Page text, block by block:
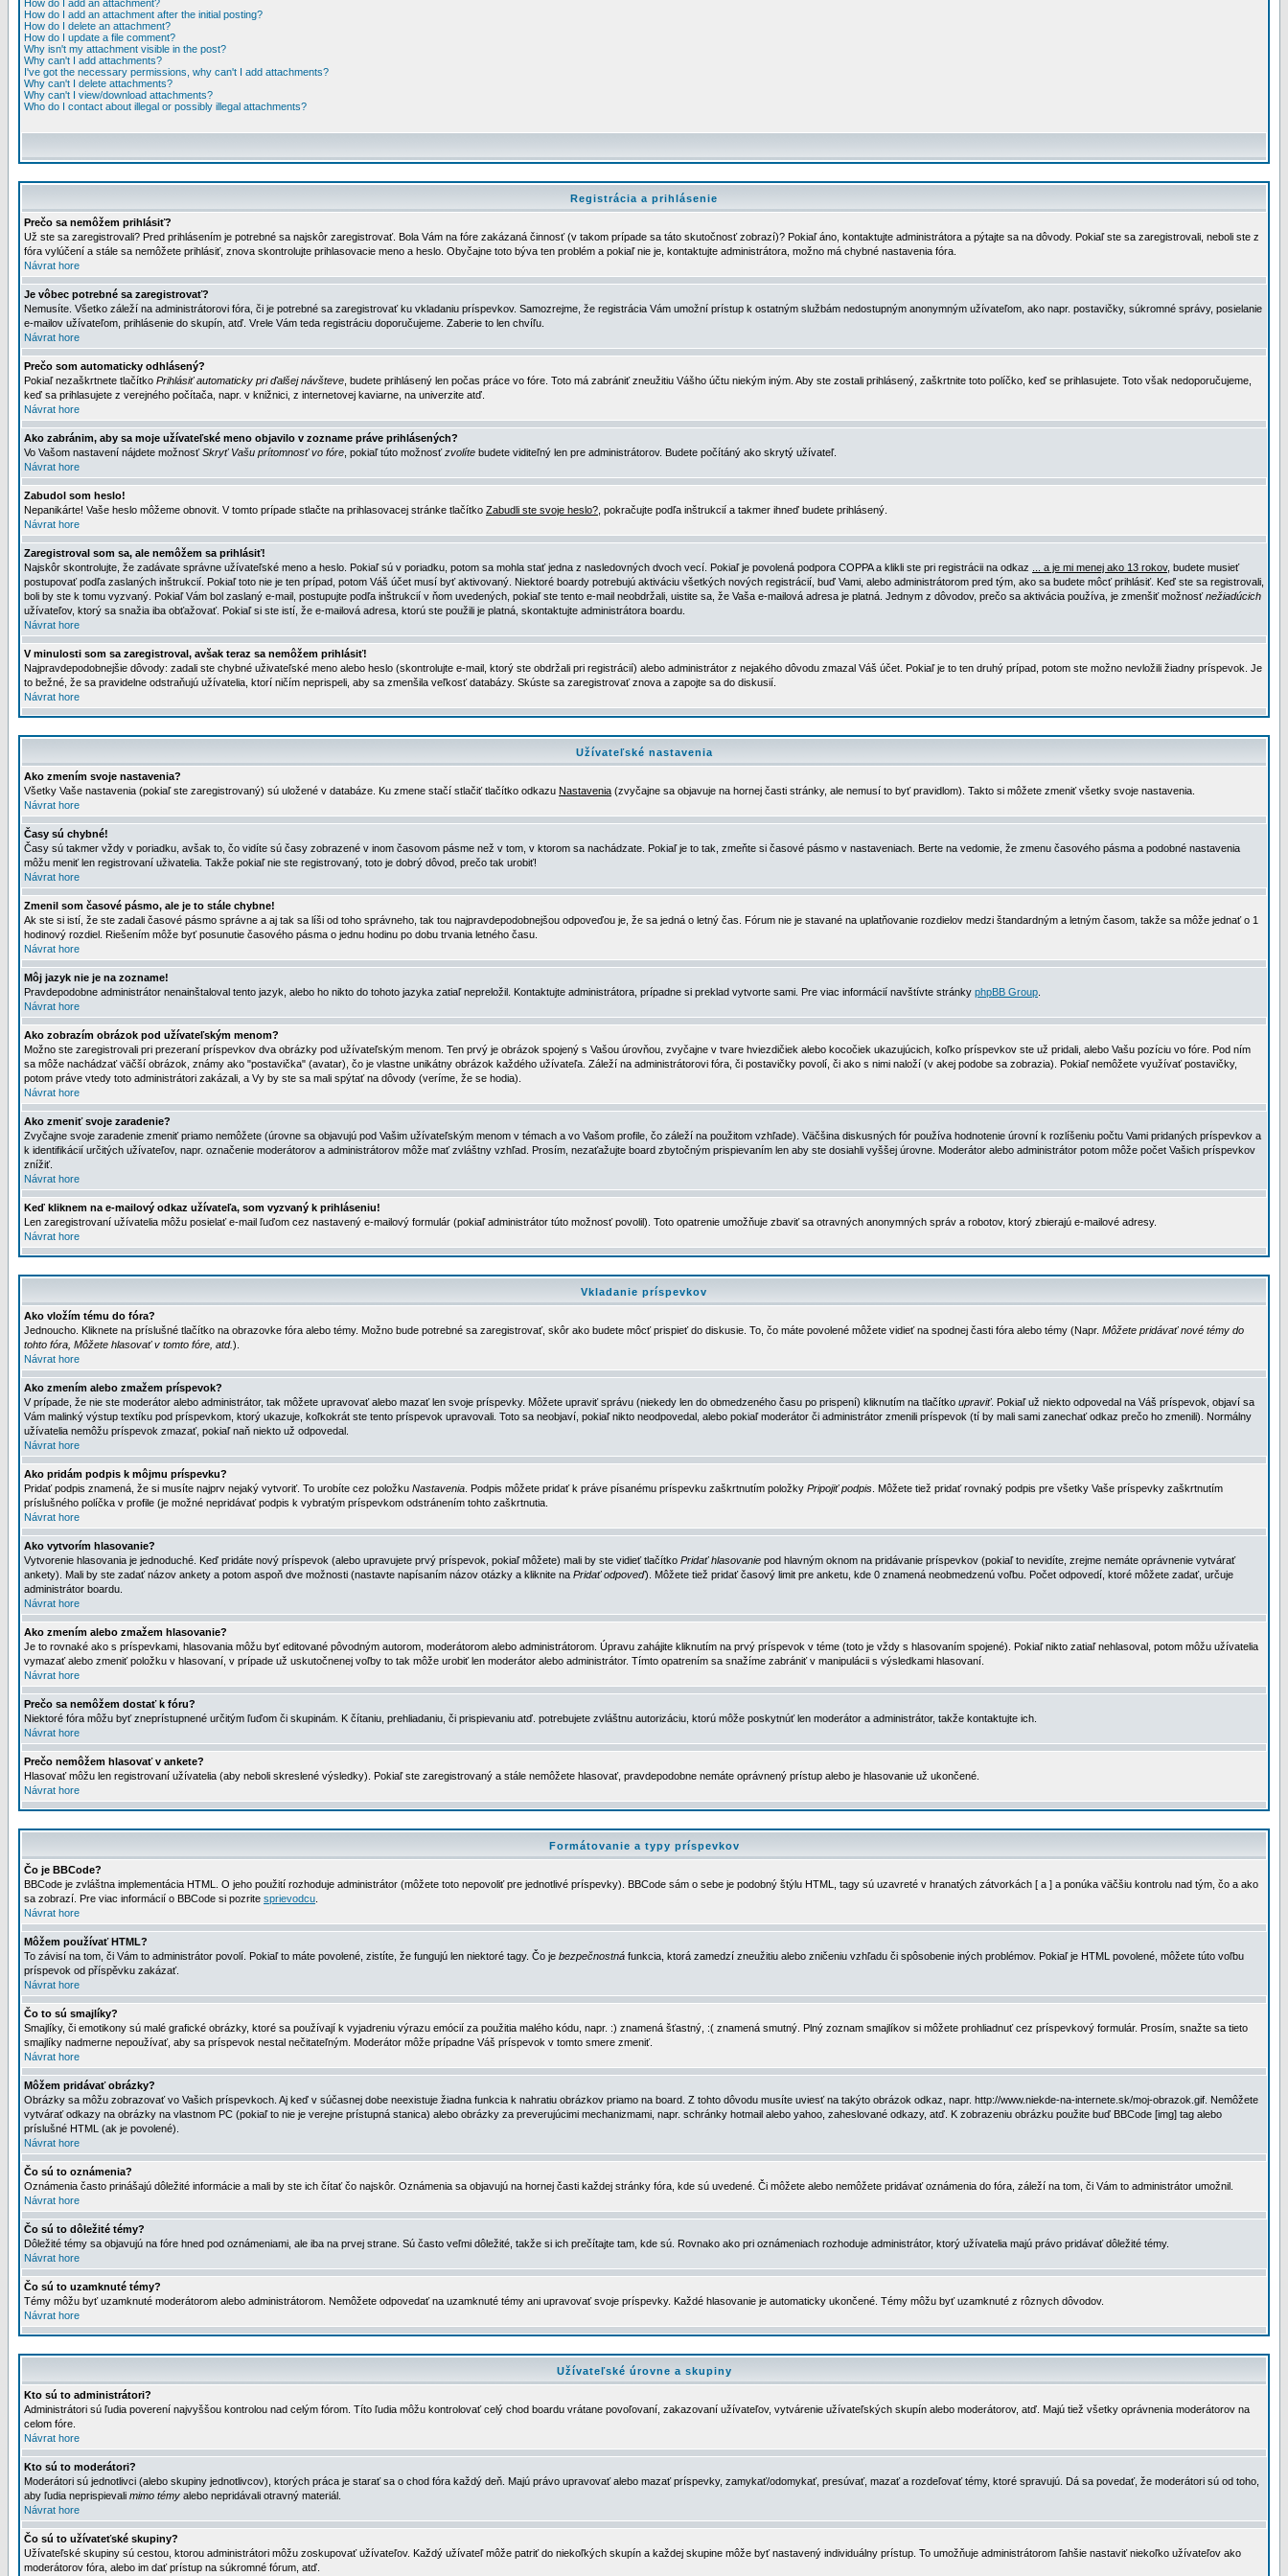
How do I add an attachment?
How do I add an attachment after the initial posting?
How do I delete an attachment?
How do I update a file comment?
Why isn't my attachment visible in the post?
Why can't I add attachments?
I've got the necessary permissions, why can't I add attachments?
Why can't I delete attachments?
Why can't I view/download attachments?
Who do I contact about illegal or possibly illegal attachments?
Registrácia a prihlásenie
Prečo sa nemôžem prihlásiť?
Už ste sa zaregistrovali? Pred prihlásením je potrebné sa najskôr zaregistrovať. Bola Vám na fóre zakázaná činnosť (v takom prípade sa táto skutočnosť zobrazí)? Pokiaľ áno, kontaktujte administrátora a pýtajte sa na dôvody. Pokiaľ ste sa zaregistrovali, neboli ste z
fóra vylúčení a stále sa nemôžete prihlásiť, znova skontrolujte prihlasovacie meno a heslo. Obyčajne toto býva ten problém a pokiaľ nie je, kontaktujte administrátora, možno má chybné nastavenia fóra.
Návrat hore
Je vôbec potrebné sa zaregistrovať?
Nemusíte. Všetko záleží na administrátorovi fóra, či je potrebné sa zaregistrovať ku vkladaniu príspevkov. Samozrejme, že registrácia Vám umožní prístup k ostatným službám nedostupným anonymným užívateľom, ako napr. postavičky, súkromné správy, posielanie
e-mailov užívateľom, prihlásenie do skupín, atď. Vrele Vám teda registráciu doporučujeme. Zaberie to len chvíľu.
Návrat hore
Prečo som automaticky odhlásený?
Pokiaľ nezaškrtnete tlačítko Prihlásiť automaticky pri ďalšej návšteve , budete prihlásený len počas práce vo fóre. Toto má zabrániť zneužitiu Vášho účtu niekým iným. Aby ste zostali prihlásený, zaškrtnite toto políčko, keď se prihlasujete. Toto však nedoporučujeme,
keď sa prihlasujete z verejného počítača, napr. v knižnici, z internetovej kaviarne, na univerzite atď.
Návrat hore
Ako zabránim, aby sa moje užívateľské meno objavilo v zozname práve prihlásených?
Vo Vašom nastavení nájdete možnosťSkryť Vašu prítomnosť vo fóre , pokiaľ túto možnosťzvolíte budete viditeľný len pre administrátorov. Budete počítáný ako skrytý užívateľ.
Návrat hore
Zabudol som heslo!
Nepanikárte! Vaše heslo môžeme obnovit. V tomto prípade stlačte na prihlasovacej stránke tlačítko Zabudli ste svoje heslo? , pokračujte podľa inštrukcií a takmer ihneď budete prihlásený.
Návrat hore
Zaregistroval som sa, ale nemôžem sa prihlásiť!
Najskôr skontrolujte, že zadávate správne užívateľské meno a heslo. Pokiaľ sú v poriadku, potom sa mohla stať jedna z nasledovných dvoch vecí. Pokiaľ je povolená podpora COPPA a klikli ste pri registrácii na odkaz
... a je mi menej ako 13 rokov, budete musieť
postupovať podľa zaslaných inštrukcií. Pokiaľ toto nie je ten prípad, potom Váš účet musí byť aktivovaný. Niektoré boardy potrebujú aktiváciu všetkých nových registrácií, buď Vami, alebo administrátorom pred tým, ako sa budete môcť prihlásiť. Keď ste sa registrovali,
boli by ste k tomu vyzvaný. Pokiaľ Vám bol zaslaný e-mail, postupujte podľa inštrukcií v ňom uvedených, pokiaľ ste tento e-mail neobdržali, uistite sa, že Vaša e-mailová adresa je platná. Jednym z dôvodov, prečo sa aktivácia používa, je zmenšiť možnosťnežiadúcich
užívateľov, ktorý sa snažia iba obťažovať. Pokiaľ si ste istí, že e-mailová adresa, ktorú ste použili je platná, skontaktujte administrátora boardu.
Návrat hore
V minulosti som sa zaregistroval, avšak teraz sa nemôžem prihlásiť!
Najpravdepodobnejšie dôvody: zadali ste chybné uživateľské meno alebo heslo (skontrolujte e-mail, ktorý ste obdržali pri registrácií) alebo administrátor z nejakého dôvodu zmazal Váš účet. Pokiaľ je to ten druhý prípad, potom ste možno nevložili žiadny príspevok. Je
to bežné, že sa pravidelne odstraňujú užívatelia, ktorí ničím neprispeli, aby sa zmenšila veľkosť databázy. Skúste sa zaregistrovať znova a zapojte sa do diskusií.
Návrat hore
Užívateľské nastavenia
Ako zmením svoje nastavenia?
Všetky Vaše nastavenia (pokiaľ ste zaregistrovaný) sú uložené v databáze. Ku zmene stačí stlačiť tlačítko odkazu Nastavenia (zvyčajne sa objavuje na hornej časti stránky, ale nemusí to byť pravidlom). Takto si môžete zmeniť všetky svoje nastavenia.
Návrat hore
Časy sú chybné!
Časy sú takmer vždy v poriadku, avšak to, čo vidíte sú časy zobrazené v inom časovom pásme než v tom, v ktorom sa nachádzate. Pokiaľ je to tak, zmeňte si časové pásmo v nastaveniach. Berte na vedomie, že zmenu časového pásma a podobné nastavenia
môžu meniť len registrovaní uživatelia. Takže pokiaľ nie ste registrovaný, toto je dobrý dôvod, prečo tak urobiť!
Návrat hore
Zmenil som časové pásmo, ale je to stále chybne!
Ak ste si istí, že ste zadali časové pásmo správne a aj tak sa líši od toho správneho, tak tou najpravdepodobnejšou odpoveďou je, že sa jedná o letný čas. Fórum nie je stavané na uplatňovanie rozdielov medzi štandardným a letným časom, takže sa môže jednať o 1
hodinový rozdiel. Riešením môže byť posunutie časového pásma o jednu hodinu po dobu trvania letného času.
Návrat hore
Môj jazyk nie je na zozname!
Pravdepodobne administrátor nenainštaloval tento jazyk, alebo ho nikto do tohoto jazyka zatiaľ nepreložil. Kontaktujte administrátora, prípadne si preklad vytvorte sami. Pre viac informácií navštívte stránky phpBB Group
Návrat hore
Ako zobrazím obrázok pod užívateľským menom?
Možno ste zaregistrovali pri prezeraní príspevkov dva obrázky pod užívateľským menom. Ten prvý je obrázok spojený s Vašou úrovňou, zvyčajne v tvare hviezdičiek alebo kocočiek ukazujúcich, koľko príspevkov ste už pridali, alebo Vašu pozíciu vo fóre. Pod ním
sa môže nachádzať väčší obrázok, známy ako "postavička" (avatar), čo je vlastne unikátny obrázok každého užívateľa. Záleží na administrátorovi fóra, či postavičky povolí, či ako s nimi naloží (v akej podobe sa zobrazia). Pokiaľ nemôžete využívať postavičky,
potom práve vtedy toto administrátori zakázali, a Vy by ste sa mali spýtať na dôvody (veríme, že se hodia).
Návrat hore
Ako zmeniť svoje zaradenie?
Zvyčajne svoje zaradenie zmeniť priamo nemôžete (úrovne sa objavujú pod Vašim užívateľským menom v témach a vo Vašom profile, čo záleží na použitom vzhľade). Väčšina diskusných fór používa hodnotenie úrovní k rozlíšeniu počtu Vami pridaných príspevkov a
k identifikácií určitých užívateľov, napr. označenie moderátorov a administrátorov môže mať zvláštny vzhľad. Prosím, nezaťažujte board zbytočným prispievaním len aby ste dosiahli vyššej úrovne. Moderátor alebo administrátor potom môže počet Vašich príspevkov
znížiť.
Návrat hore
Keď kliknem na e-mailový odkaz užívateľa, som vyzvaný k prihláseniu!
Len zaregistrovaní užívatelia môžu posielať e-mail ľuďom cez nastavený e-mailový formulár (pokiaľ administrátor túto možnosť povolil). Toto opatrenie umožňuje zbaviť sa otravných anonymných správ a robotov, ktorý zbierajú e-mailové adresy.
Návrat hore
Vkladanie príspevkov
Ako vložím tému do fóra?
Jednoucho. Kliknete na príslušné tlačítko na obrazovke fóra alebo témy. Možno bude potrebné sa zaregistrovať, skôr ako budete môcť prispieť do diskusie. To, čo máte povolené môžete vidieť na spodnej časti fóra alebo témy (Napr. Môžete pridávať nové témy do
tohto fóra, Môžete hlasovať v tomto fóre, atd.).
Návrat hore
Ako zmením alebo zmažem príspevok?
V prípade, že nie ste moderátor alebo administrátor, tak môžete upravovať alebo mazať len svoje príspevky. Môžete upraviť správu (niekedy len do obmedzeného času po prispení) kliknutím na tlačítko upraviť. Pokiaľ už niekto odpovedal na Váš príspevok, objaví sa
Vám malinký výstup textíku pod príspevkom, ktorý ukazuje, koľkokrát ste tento príspevok upravovali. Toto sa neobjaví, pokiaľ nikto neodpovedal, alebo pokiaľ moderátor či administrátor zmenili príspevok (tí by mali sami zanechať odkaz prečo ho zmenili). Normálny
užívatelia nemôžu príspevok zmazať, pokiaľ naň niekto už odpovedal.
Návrat hore
Ako pridám podpis k môjmu príspevku?
Pridať podpis znamená, že si musíte najprv nejaký vytvoriť. To urobíte cez položku Nastavenia . Podpis môžete pridať k práve písanému príspevku zaškrtnutím položky Pripojiť podpis . Môžete tiež pridať rovnaký podpis pre všetky Vaše príspevky zaškrtnutím
príslušného políčka v profile (je možné nepridávať podpis k vybratým príspevkom odstránením tohto zaškrtnutia.
Návrat hore
Ako vytvorím hlasovanie?
Vytvorenie hlasovania je jednoduché. Keď pridáte nový príspevok (alebo upravujete prvý príspevok, pokiaľ môžete) mali by ste vidieť tlačítko Pridať hlasovanie pod hlavným oknom na pridávanie príspevkov (pokiaľ to nevidíte, zrejme nemáte oprávnenie vytvárať
ankety). Mali by ste zadať názov ankety a potom aspoň dve možnosti (nastavte napísaním názov otázky a kliknite na Pridať odpoveď). Môžete tiež pridať časový limit pre anketu, kde 0 znamená neobmedzenú voľbu. Počet odpovedí, ktoré môžete zadať, určuje
administrátor boardu.
Návrat hore
Ako zmením alebo zmažem hlasovanie?
Je to rovnaké ako s príspevkami, hlasovania môžu byť editované pôvodným autorom, moderátorom alebo administrátorom. Úpravu zahájite kliknutím na prvý príspevok v téme (toto je vždy s hlasovaním spojené). Pokiaľ nikto zatiaľ nehlasoval, potom môžu užívatelia
vymazať alebo zmeniť položku v hlasovaní, v prípade už uskutočnenej voľby to tak môže urobiť len moderátor alebo administrátor. Tímto opatrením sa snažíme zabrániť v manipulácii s výsledkami hlasovaní.
Návrat hore
Prečo sa nemôžem dostať k fóru?
Niektoré fóra môžu byť zneprístupnené určitým ľuďom či skupinám. K čítaniu, prehliadaniu, či prispievaniu atď. potrebujete zvláštnu autorizáciu, ktorú môže poskytnúť len moderátor a administrátor, takže kontaktujte ich.
Návrat hore
Prečo nemôžem hlasovať v ankete?
Hlasovať môžu len registrovaní užívatelia (aby neboli skreslené výsledky). Pokiaľ ste zaregistrovaný a stále nemôžete hlasovať, pravdepodobne nemáte oprávnený prístup alebo je hlasovanie už ukončené.
Návrat hore
Formátovanie a typy príspevkov
Čo je BBCode?
BBCode je zvláštna implementácia HTML. O jeho použití rozhoduje administrátor (môžete toto nepovoliť pre jednotlivé príspevky). BBCode sám o sebe je podobný štýlu HTML, tagy sú uzavreté v hranatých zátvorkách [ a ] a ponúka väčšiu kontrolu nad tým, čo a ako
sa zobrazí. Pre viac informácií o BBCode si pozrite sprievodcu
Návrat hore
Môžem používať HTML?
To závisí na tom, či Vám to administrátor povolí. Pokiaľ to máte povolené, zistíte, že fungujú len niektoré tagy. Čo je bezpečnostná funkcia, ktorá zamedzí zneužitiu alebo zničeniu vzhľadu či spôsobenie iných problémov. Pokiaľ je HTML povolené, môžete túto voľbu
príspevok od příspěvku zakázať.
Návrat hore
Čo to sú smajlíky?
Smajlíky, či emotikony sú malé grafické obrázky, ktoré sa používají k vyjadreniu výrazu emócií za použitia malého kódu, napr. :) znamená šťastný, :( znamená smutný. Plný zoznam smajlíkov si môžete prohliadnuť cez príspevkový formulár. Prosím, snažte sa tieto
smajlíky nadmerne nepoužívať, aby sa príspevok nestal nečitateľným. Moderátor môže prípadne Váš príspevok v tomto smere zmeniť.
Návrat hore
Môžem pridávať obrázky?
Obrázky sa môžu zobrazovať vo Vašich príspevkoch. Aj keď v súčasnej dobe neexistuje žiadna funkcia k nahratiu obrázkov priamo na board. Z tohto dôvodu musíte uviesť na takýto obrázok odkaz, napr. http://www.niekde-na-internete.sk/moj-obrazok.gif. Nemôžete
vytvárať odkazy na obrázky na vlastnom PC (pokiaľ to nie je verejne prístupná stanica) alebo obrázky za preverujúcimi mechanizmami, napr. schránky hotmail alebo yahoo, zaheslované odkazy, atď. K zobrazeniu obrázku použite buď BBCode [img] tag alebo
príslušné HTML (ak je povolené).
Návrat hore
Čo sú to oznámenia?
Oznámenia často prinášajú dôležité informácie a mali by ste ich čítať čo najskôr. Oznámenia sa objavujú na hornej časti každej stránky fóra, kde sú uvedené. Či môžete alebo nemôžete pridávať oznámenia do fóra, záleží na tom, či Vám to administrátor umožnil.
Návrat hore
Čo sú to dôležité témy?
Dôležité témy sa objavujú na fóre hned pod oznámeniami, ale iba na prvej strane. Sú často veľmi dôležité, takže si ich prečítajte tam, kde sú. Rovnako ako pri oznámeniach rozhoduje administrátor, ktorý užívatelia majú právo pridávať dôležité témy.
Návrat hore
Čo sú to uzamknuté témy?
Témy môžu byť uzamknuté moderátorom alebo administrátorom. Nemôžete odpovedať na uzamknuté témy ani upravovať svoje príspevky. Každé hlasovanie je automaticky ukončené. Témy môžu byť uzamknuté z rôznych dôvodov.
Návrat hore
Užívateľské úrovne a skupiny
Kto sú to administrátori?
Administrátori sú ľudia poverení najvyššou kontrolou nad celým fórom. Títo ľudia môžu kontrolovať celý chod boardu vrátane povoľovaní, zakazovaní užívateľov, vytvárenie užívateľských skupín alebo moderátorov, atď. Majú tiež všetky oprávnenia moderátorov na
celom fóre.
Návrat hore
Kto sú to moderátori?
Moderátori sú jednotlivci (alebo skupiny jednotlivcov), ktorých práca je starať sa o chod fóra každý deň. Majú právo upravovať alebo mazať príspevky, zamykať/odomykať, presúvať, mazať a rozdeľovať témy, ktoré spravujú. Dá sa povedať, že moderátori sú od toho,
aby ľudia neprispievali mimo témy alebo nepridávali otravný materiál.
Návrat hore
Čo sú to užívateťské skupiny?
Užívateľské skupiny sú cestou, ktorou administrátori môžu zoskupovať užívateľov. Každý užívateľ môže patriť do niekoľkých skupín a každej skupine môže byť nastavený individuálny prístup. To umožňuje administrátorom ľahšie nastaviť niekoľko užívateľov ako
moderátorov fóra, alebo im dať prístup na súkromné fórum, atď.